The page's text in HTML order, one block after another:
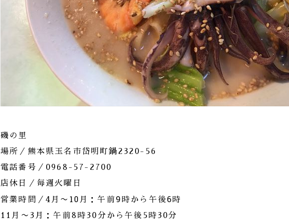
磯の里
場所／熊本県玉名市岱明町鍋2320-56
電話番号／0968-57-2700
店休日／毎週火曜日
営業時間／4月 〜10月：午前9時から午後6時
11月〜3月：午前8時30分から午後5時30分